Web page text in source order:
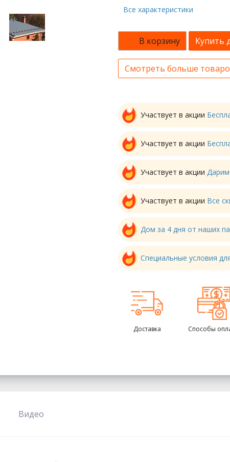
Все характеристики
В корзину Купить
Смотреть больше
Участвует в акции
Участвует в акции
Участвует в акции
Участвует в акции Все
Дом за 4 дня от наших
Специальные условия
Доставка Способы
Видео